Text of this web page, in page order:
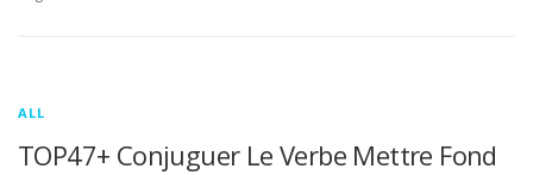
ALL
TOP47+ Conjuguer Le Verbe Mettre Fond